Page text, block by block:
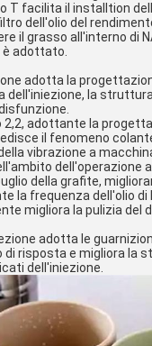
T facilita il installtion
dell'olio del
il grasso all'interno di
adottato.
adotta la
dell'iniezione, la
2,2, adottante la
il fenomeno
vibrazione a
dell'operazione
della grafite,
la frequenza dell'olio di
migliora la pulizia del
adotta le
di risposta e migliora la
dell'iniezione.